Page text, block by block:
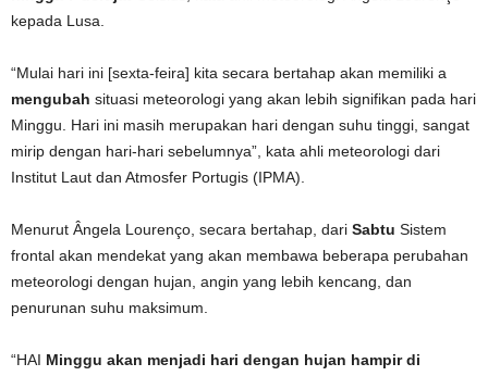
kepada Lusa.
“Mulai hari ini [sexta-feira] kita secara bertahap akan memiliki a
mengubah situasi meteorologi yang akan lebih signifikan pada hari
Minggu. Hari ini masih merupakan hari dengan suhu tinggi, sangat
mirip dengan hari-hari sebelumnya”, kata ahli meteorologi dari
Institut Laut dan Atmosfer Portugis (IPMA).
Menurut Ângela Lourenço, secara bertahap, dari Sabtu Sistem
frontal akan mendekat yang akan membawa beberapa perubahan
meteorologi dengan hujan, angin yang lebih kencang, dan
penurunan suhu maksimum.
“HAI Minggu akan menjadi hari dengan hujan hampir di